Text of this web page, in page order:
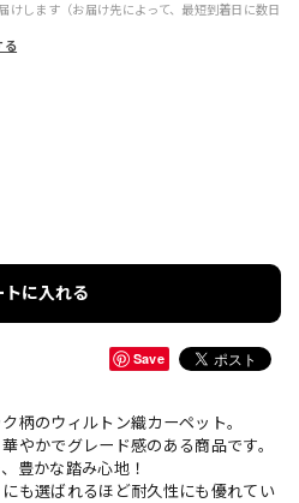
します（お届け先によって、最短到着日に数日
る
トに入れる
Save
柄のウィルトン織カーペット。
やかでグレード感のある商品です。
豊かな踏み心地！
も選ばれるほど耐久性にも優れてい